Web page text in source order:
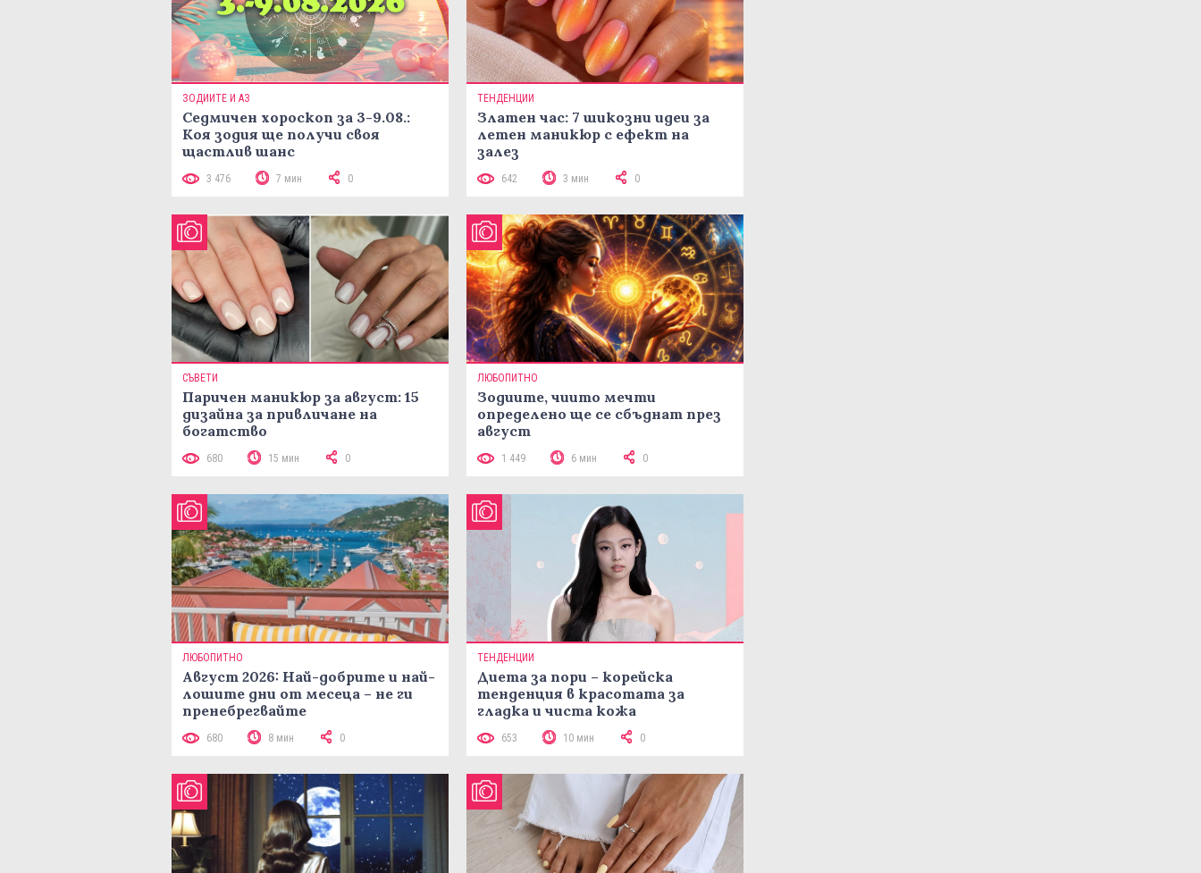
ЗОДИИТЕ И АЗ
Седмичен хороскоп за 3-9.08.:
Коя зодия ще получи своя
щастлив шанс
3 476 7 мин 0
ТЕНДЕНЦИИ
Златен час: 7 шикозни идеи за
летен маникюр с ефект на
залез
642 3 мин 0
СЪВЕТИ
Паричен маникюр за август: 15
дизайна за привличане на
богатство
680 15 мин 0
ЛЮБОПИТНО
Зодиите, чиито мечти
определено ще се сбъднат през
август
1 449 6 мин 0
ЛЮБОПИТНО
Август 2026: Най-добрите и най-
лошите дни от месеца – не ги
пренебрегвайте
680 8 мин 0
ТЕНДЕНЦИИ
Диета за пори – корейска
тенденция в красотата за
гладка и чиста кожа
653 10 мин 0